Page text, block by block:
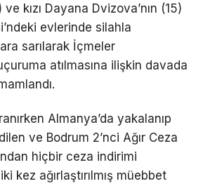
kızı Dayana Dvizova’nın (15)
evlerinde silahla
sarılarak İçmeler
atılmasına ilişkin davada
Almanya’da yakalanıp
ve Bodrum 2’nci Ağır Ceza
hiçbir ceza indirimi
kez ağırlaştırılmış müebbet